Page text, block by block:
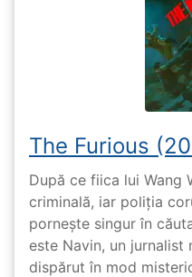
The Furious
După ce fiica lui Wang
criminală, iar poliția
pornește singur în
este Navin, un
dispărut în mod